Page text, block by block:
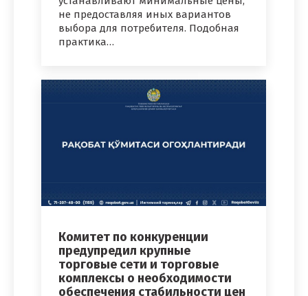
не предоставляя иных вариантов
выбора для потребителя. Подобная
практика…
Комитет по конкуренции
предупредил крупные
торговые сети и торговые
комплексы о необходимости
обеспечения стабильности цен